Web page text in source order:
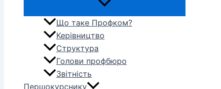
Що таке Профком?
Керівництво
Структура
Голови профбюро
Звітність
Першокурснику